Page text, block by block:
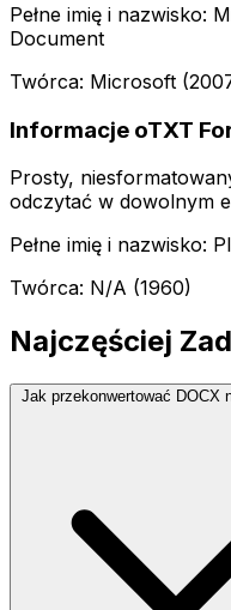
Pełne imię i nazwisko:
Document
Twórca: Microsoft
Informacje oTXT
Prosty,
odczytać w dowolnym
Pełne imię i nazwisko:
Twórca: N/A (1960)
Najczęściej
Jak przekonwertować DOCX